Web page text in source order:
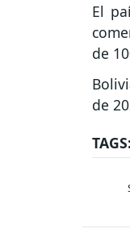
El
de
de
TAGS: